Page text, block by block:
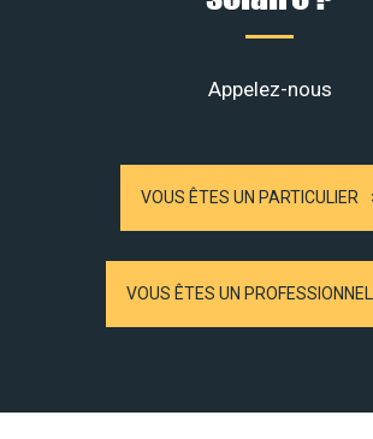
Appelez-nous
VOUS ÊTES UN PARTICULIER
VOUS ÊTES UN PROFESSIONNEL